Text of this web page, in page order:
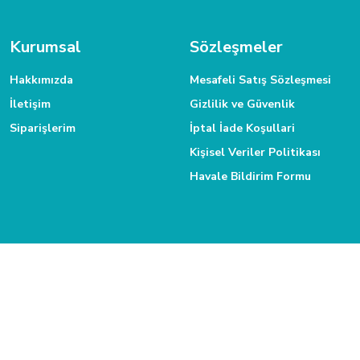
Kurumsal
Hakkımızda
İletişim
Siparişlerim
Sözleşmeler
Mesafeli Satış Sözleşmesi
Gizlilik ve Güvenlik
İptal İade Koşullari
Kişisel Veriler Politikası
Havale Bildirim Formu